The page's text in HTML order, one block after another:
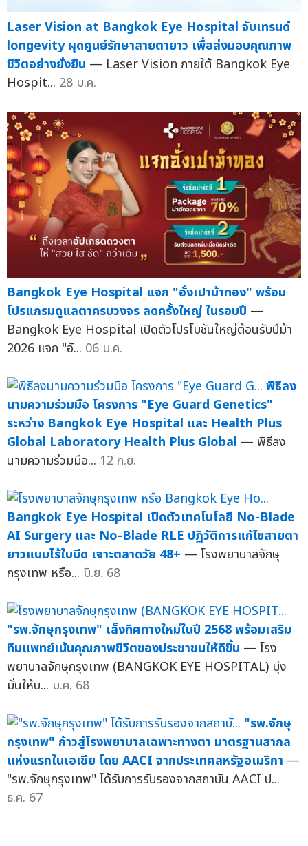
Laser Vision at Bangkok Eye Hospital จับเทรนด์
longevity ผุดศูนย์รักษาสายตายาว เพื่อส่งมอบคุณภาพ
ชีวิตอย่างยั่งยืน — Laser Vision ภายใต้ Bangkok Eye
Hospit... 28 ม.ค.
Bangkok Eye Hospital แจก "อั่งเปาม้าทอง" พร้อม
โปรแกรมดูแลตาครบวงจร ลดครั้งใหญ่ ในรอบปี —
Bangkok Eye Hospital เปิดตัวโปรโมชันใหญ่ต้อนรับปีม้า
2026 แจก "อั... 06 ม.ค.
พิธีลง
นามความร่วมมือ โครงการ "Eye Guard Genetics"
ระหว่าง Bangkok Eye Hospital และ Health Plus
Global Laboratory Health Plus Global — พิธีลง
นามความร่วมมือ... 12 ก.ย.
Bangkok Eye Hospital เปิดตัวเทคโนโลยี No-Blade
AI Surgery และ No-Blade RLE ปฏิวัติการแก้ไขสายตา
ยาวแบบไร้ใบมีด เจาะตลาดวัย 48+ — โรงพยาบาลจักษุ
กรุงเทพ หรือ... มิ.ย. 68
"รพ.จักษุกรุงเทพ" เล็งทิศทางใหม่ในปี 2568 พร้อมเสริม
ทีมแพทย์เน้นคุณภาพชีวิตของประชาชนให้ดีขึ้น — โรง
พยาบาลจักษุกรุงเทพ (BANGKOK EYE HOSPITAL) มุ่ง
มั่นให้บ... ม.ค. 68
"รพ.จักษุ
กรุงเทพ" ก้าวสู่โรงพยาบาลเฉพาะทางตา มาตรฐานสากล
แห่งแรกในเอเชีย โดย AACI จากประเทศสหรัฐอเมริกา —
"รพ.จักษุกรุงเทพ" ได้รับการรับรองจากสถาบัน AACI ป...
ธ.ค. 67